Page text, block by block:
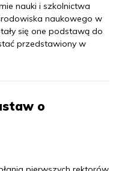
nauki i szkolnictwa
naukowego w
się one podstawą do
przedstawiony w
o